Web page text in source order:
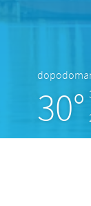
30°